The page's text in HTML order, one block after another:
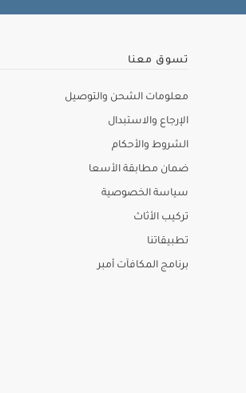
تسوق معنا
معلومات الشحن والتوصيل
الإرجاع والاستبدال
الشروط والأحكام
ضمان مطابقة الأسعا
سياسة الخصوصية
تركيب الأثاث
تطبيقاتنا
برنامج المكافآت أمبر